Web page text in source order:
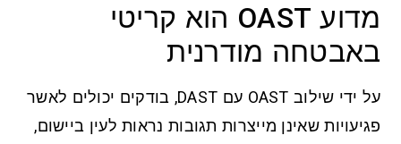
מדוע OAST הוא קריטי
באבטחה מודרנית
על ידי שילוב OAST עם DAST, בודקים יכולים לאשר
פגיעויות שאינן מייצרות תגובות נראות לעין ביישום,